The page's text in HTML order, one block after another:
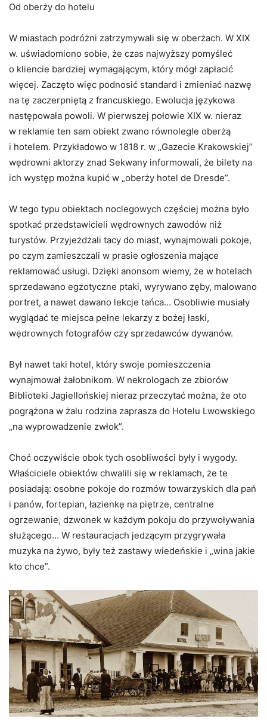
Od oberży do hotelu
W miastach podróżni zatrzymywali się w oberżach. W XIX
w. uświadomiono sobie, że czas najwyższy pomyśleć
o kliencie bardziej wymagającym, który mógł zapłacić
więcej. Zaczęto więc podnosić standard i zmieniać nazwę
na tę zaczerpniętą z francuskiego. Ewolucja językowa
następowała powoli. W pierwszej połowie XIX w. nieraz
w reklamie ten sam obiekt zwano równolegle oberżą
i hotelem. Przykładowo w 1818 r. w „Gazecie Krakowskiej”
wędrowni aktorzy znad Sekwany informowali, że bilety na
ich występ można kupić w „oberży hotel de Dresde”.
W tego typu obiektach noclegowych częściej można było
spotkać przedstawicieli wędrownych zawodów niż
turystów. Przyjeżdżali tacy do miast, wynajmowali pokoje,
po czym zamieszczali w prasie ogłoszenia mające
reklamować usługi. Dzięki anonsom wiemy, że w hotelach
sprzedawano egzotyczne ptaki, wyrywano zęby, malowano
portret, a nawet dawano lekcje tańca… Osobliwie musiały
wyglądać te miejsca pełne lekarzy z bożej łaski,
wędrownych fotografów czy sprzedawców dywanów.
Był nawet taki hotel, który swoje pomieszczenia
wynajmował żałobnikom. W nekrologach ze zbiorów
Biblioteki Jagiellońskiej nieraz przeczytać można, że oto
pogrążona w żalu rodzina zaprasza do Hotelu Lwowskiego
„na wyprowadzenie zwłok”.
Choć oczywiście obok tych osobliwości były i wygody.
Właściciele obiektów chwalili się w reklamach, że te
posiadają: osobne pokoje do rozmów towarzyskich dla pań
i panów, fortepian, łazienkę na piętrze, centralne
ogrzewanie, dzwonek w każdym pokoju do przywoływania
służącego… W restauracjach jedzącym przygrywała
muzyka na żywo, były też zastawy wiedeńskie i „wina jakie
kto chce”.